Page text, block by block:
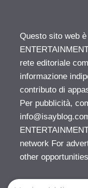
Questo sito web è
rete editoriale
informazione
contributo di
Per pubblicità,
network For
other